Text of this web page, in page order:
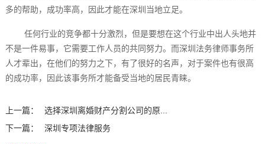
多的帮助，成功率高，因此才能在深圳当地立足。
任何行业的竞争都十分激烈，但是要想在这个行业中出人头地并
不是一件易事，它需要工作人员的共同努力。而深圳法务律师事务所
人才辈出，在他们的努力之下，有了很好的名声，对于案件也有很高
的成功率，因此该事务所才能备受当地的居民青睐。
上一篇：
选择深圳离婚财产分割‍公司的原...
下一篇：
深圳专项法律服务